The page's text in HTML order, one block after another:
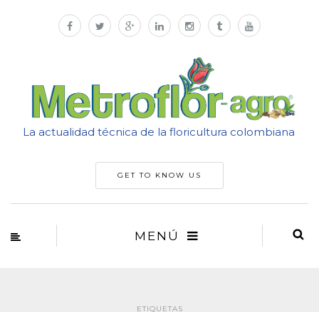
La actualidad técnica de la floricultura colombiana
GET TO KNOW US
MENÚ
ETIQUETAS